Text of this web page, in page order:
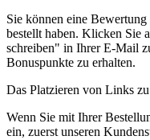
Sie können eine
bestellt haben. Klicken Sie
schreiben" in Ihrer E-Mail
Bonuspunkte zu erhalten.
Das Platzieren von Links
Wenn Sie mit Ihrer
ein, zuerst unseren